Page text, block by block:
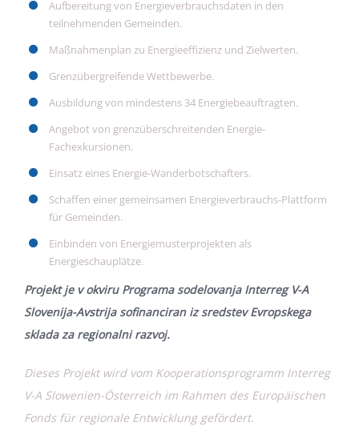
Aufbereitung von Energieverbrauchsdaten in den
teilnehmenden Gemeinden.
Maßnahmenplan zu Energieeffizienz und Zielwerten.
Grenzübergreifende Wettbewerbe.
Ausbildung von mindestens 34 Energiebeauftragten.
Angebot von grenzüberschreitenden Energie-
Fachexkursionen.
Einsatz eines Energie-Wanderbotschafters.
Schaffen einer gemeinsamen Energieverbrauchs-Plattform
für Gemeinden.
Einbinden von Energiemusterprojekten als
Energieschauplätze.
Projekt je v okviru Programa sodelovanja Interreg V-A
Slovenija-Avstrija sofinanciran iz sredstev Evropskega
sklada za regionalni razvoj.
Dieses Projekt wird vom Kooperationsprogramm Interreg
V-A Slowenien-Österreich im Rahmen des Europäischen
Fonds für regionale Entwicklung gefördert.